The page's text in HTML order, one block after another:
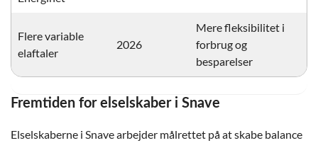
Flere variable
elaftaler
2026
Mere fleksibilitet i
forbrug og
besparelser
Fremtiden for elselskaber i Snave
Elselskaberne i Snave arbejder målrettet på at skabe balance